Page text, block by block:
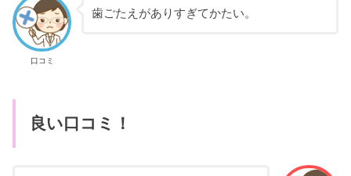
口コミ
歯ごたえがありすぎてかたい。
良い口コミ！